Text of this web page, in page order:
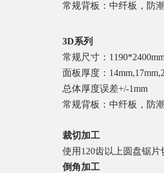
常规背板：中纤板，防
3D系列
常规尺寸：
面板厚度：
总体厚度误差+/-1mm
常规背板：中纤板，防
裁切加工
使用 120齿以上圆盘锯片
倒角加工